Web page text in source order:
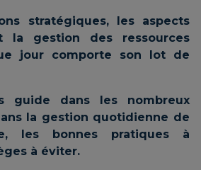
stratégiques, les aspects
la gestion des ressources
jour comporte son lot de
guide dans les nombreux
la gestion quotidienne de
les bonnes pratiques à
à éviter.